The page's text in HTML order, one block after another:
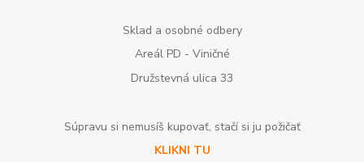
Sklad a osobné odbery
Areál PD - Viničné
Družstevná ulica 33
Súpravu si nemusíš kupovať, stačí si ju požičať
KLIKNI TU